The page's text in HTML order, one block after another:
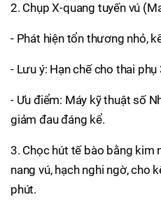
2. Chụp X-quang tuyến vú
- Phát hiện tổn thương nhỏ,
- Lưu ý: Hạn chế cho thai phụ
- Ưu điểm: Máy kỹ thuật số
giảm đau đáng kể.
3. Chọc hút tế bào bằng kim
nang vú, hạch nghi ngờ, cho
phút.